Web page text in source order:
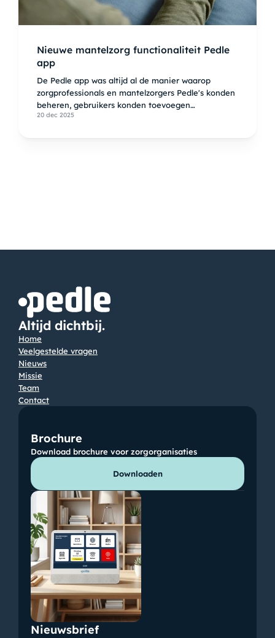
Nieuwe mantelzorg functionaliteit Pedle
app
De Pedle app was altijd al de manier waarop
zorgprofessionals en mantelzorgers Pedle's konden
beheren, gebruikers konden toevoegen
verwijderen, menu opties konden toevoegen en
20 dec 2025
Altijd dichtbij.
Home
Veelgestelde vragen
Nieuws
Missie
Team
Contact
Brochure
Download brochure voor zorgorganisaties
Downloaden
Nieuwsbrief